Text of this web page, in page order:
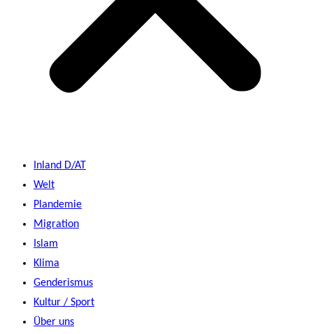
Inland D/AT
Welt
Plandemie
Migration
Islam
Klima
Genderismus
Kultur / Sport
Über uns